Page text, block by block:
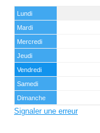
Lundi
Mardi
Mercredi
Jeudi
Vendredi
Samedi
Dimanche
Signaler une erreur